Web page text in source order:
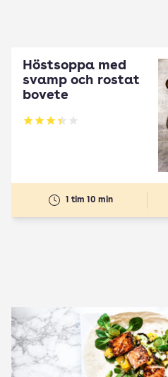
Höstsoppa med
svamp och rostat
bovete
Betyg: 3.33 av 5
1 tim 10 min